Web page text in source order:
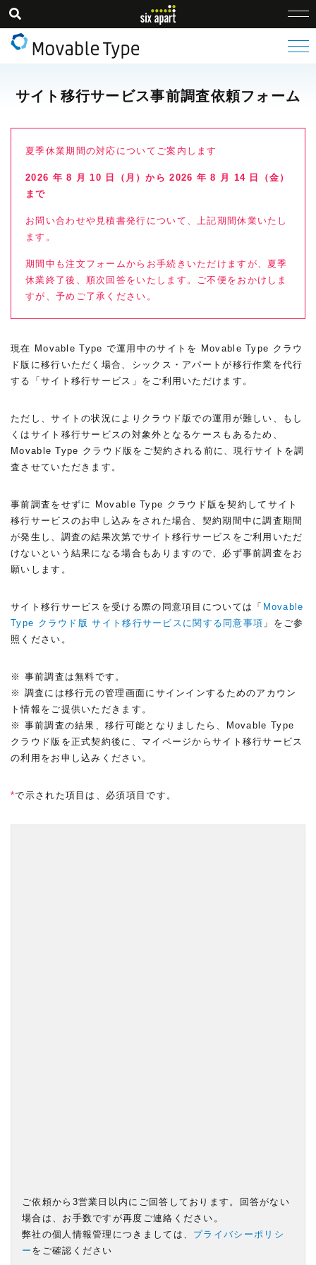
サイト移行サービス事前調査依頼フォーム
夏季休業期間の対応についてご案内します
2026 年 8 月 10 日（月）から 2026 年 8 月 14 日（金）
まで
お問い合わせや見積書発行について、上記期間休業いたし
ます。
期間中も注文フォームからお手続きいただけますが、夏季
休業終了後、順次回答をいたします。ご不便をおかけしま
すが、予めご了承ください。
現在 Movable Type で運用中のサイトを Movable Type クラウ
ド版に移行いただく場合、シックス・アパートが移行作業を代行
する「サイト移行サービス」をご利用いただけます。
ただし、サイトの状況によりクラウド版での運用が難しい、もし
くはサイト移行サービスの対象外となるケースもあるため、
Movable Type クラウド版をご契約される前に、現行サイトを調
査させていただきます。
事前調査をせずに Movable Type クラウド版を契約してサイト
移行サービスのお申し込みをされた場合、契約期間中に調査期間
が発生し、調査の結果次第でサイト移行サービスをご利用いただ
けないという結果になる場合もありますので、必ず事前調査をお
願いします。
サイト移行サービスを受ける際の同意項目については「 Movable
Type クラウド版 サイト移行サービスに関する同意事項 」をご参
照ください。
※ 事前調査は無料です。
※ 調査には移行元の管理画面にサインインするためのアカウン
ト情報をご提供いただきます。
※ 事前調査の結果、移行可能となりましたら、Movable Type
クラウド版を正式契約後に、マイページからサイト移行サービス
の利用をお申し込みください。
*で示された項目は、必須項目です。
ご依頼から3営業日以内にご回答しております。回答がない
場合は、お手数ですが再度ご連絡ください。
弊社の個人情報管理につきましては、 プライバシーポリシ
ー をご確認ください